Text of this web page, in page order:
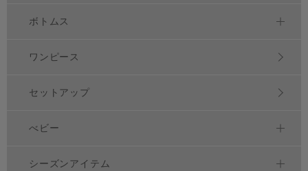
ボトムス
ワンピース
セットアップ
べビー
シーズンアイテム